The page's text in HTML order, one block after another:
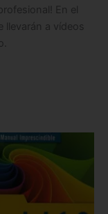
En el
llevarán a vídeos